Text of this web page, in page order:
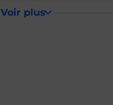
Voir plus